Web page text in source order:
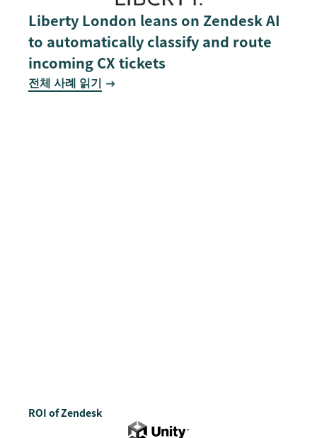
Liberty London leans on Zendesk AI
to automatically classify and route
incoming CX tickets
전체 사례 읽기
ROI of Zendesk